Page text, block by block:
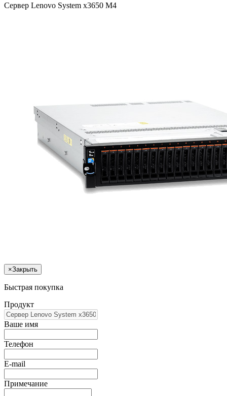
Сервер Lenovo System x3650 M4
×Закрыть
Быстрая покупка
Продукт
Ваше имя
Телефон
E-mail
Примечание